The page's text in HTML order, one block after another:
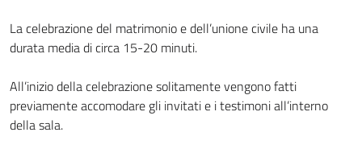
La celebrazione del matrimonio e dell’unione civile ha una
durata media di circa 15-20 minuti.
All’inizio della celebrazione solitamente vengono fatti
previamente accomodare gli invitati e i testimoni all’interno
della sala.